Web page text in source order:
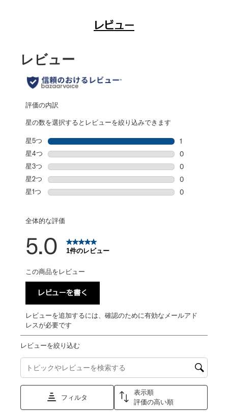
レビュー
レビュー
評価の内訳
星の数を選択するとレビューを絞り込みできます
星5つ 星
1
星4つ 星
0
星3つ 星
0
星2つ 星
0
星1つ
0
全体的な評価
5.0 1件のレビュー
この商品をレビュー
レビューを書く
レビューを追加するには、確認のために有効なメールアド
レスが必要です
レビューを絞り込む
トピックやレビュー検索地域を検索する
フィルタ
表示順
評価の高い順